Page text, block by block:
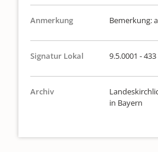
Anmerkung Bemerkung:
Signatur Lokal 9.5.0001 - 433
Archiv
in Bayern